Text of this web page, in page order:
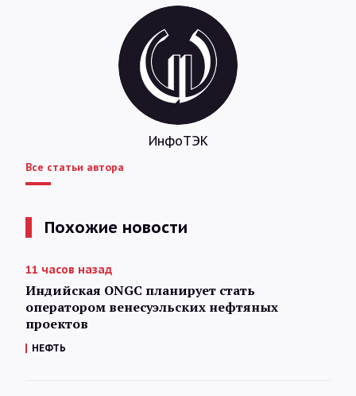
ИнфоТЭК
Все статьи автора
Похожие новости
11 часов назад
Индийская ONGC планирует стать
оператором венесуэльских нефтяных
проектов
НЕФТЬ